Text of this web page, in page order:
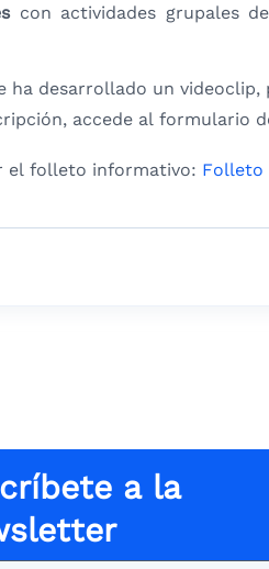
con actividades grupales
ha desarrollado un
accede al formulario
el folleto informativo: Folleto
a la